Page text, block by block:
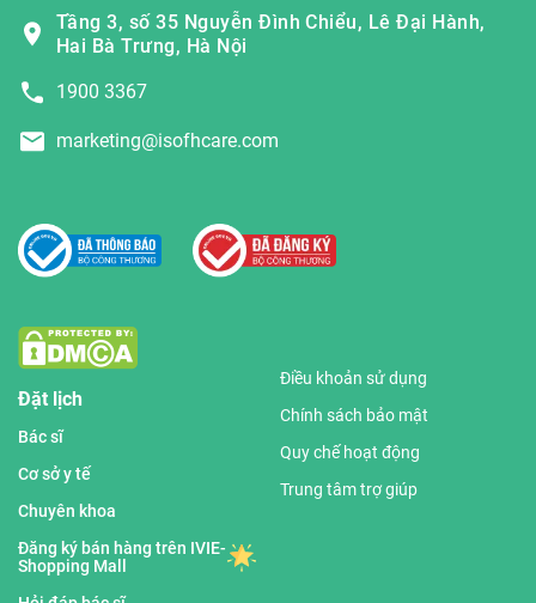
Tầng 3, số 35 Nguyễn Đình Chiểu, Lê Đại Hành,
Hai Bà Trưng, Hà Nội
1900 3367
marketing@isofhcare.com
Đặt lịch
Bác sĩ
Cơ sở y tế
Chuyên khoa
Đăng ký bán hàng trên IVIE-
Shopping Mall
Điều khoản sử dụng
Chính sách bảo mật
Quy chế hoạt động
Trung tâm trợ giúp